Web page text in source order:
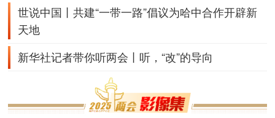
世说中国丨共建“一带一路”倡议为哈中合作开辟新
天地
新华社记者带你听两会丨听，“改”的导向